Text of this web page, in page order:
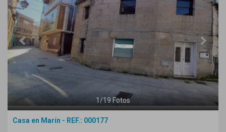
1/19Fotos
Casa en Marín - REF.: 000177